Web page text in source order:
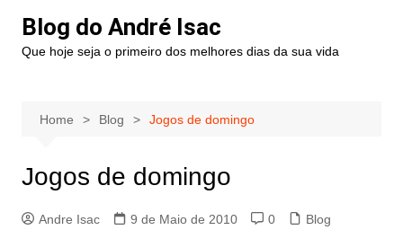
Blog do André Isac
Que hoje seja o primeiro dos melhores dias da sua vida
Home Blog Jogos de domingo
Jogos de domingo
Andre Isac 9 de Maio de 2010 0 Blog